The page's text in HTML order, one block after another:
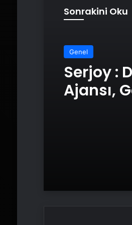
Sonrakini Oku
Genel
Serjoy : Dijital Medya
Ajansı,